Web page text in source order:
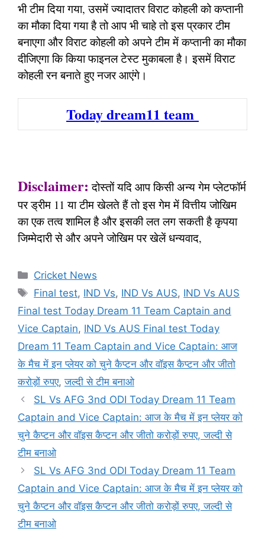
भी टीम दिया गया, उसमें ज्यादातर विराट कोहली को कप्तानी
का मौका दिया गया है तो आप भी चाहे तो इस प्रकार टीम
बनाएगा और विराट कोहली को अपने टीम में कप्तानी का मौका
दीजिएगा कि किया फाइनल टेस्ट मुकाबला है। इसमें विराट
कोहली रन बनाते हुए नजर आएंगे।
Today dream11 team
Disclaimer: दोस्तों यदि आप किसी अन्य गेम प्लेटफॉर्म
पर ड्रीम 11 या टीम खेलते हैं तो इस गेम में वित्तीय जोखिम
का एक तत्व शामिल है और इसकी लत लग सकती है कृपया
जिम्मेदारी से और अपने जोखिम पर खेलें धन्यवाद,
Categories
Cricket News
Tags
Final test, IND Vs, IND Vs AUS, IND Vs AUS
Final test Today Dream 11 Team Captain and
Vice Captain, IND Vs AUS Final test Today
Dream 11 Team Captain and Vice Captain: आज
के मैच में इन प्लेयर को चुने कैप्टन और वॉइस कैप्टन और जीतो
करोड़ों रुपए,जल्दी से टीम बनाओ
SL Vs AFG 3nd ODI Today Dream 11 Team
Captain and Vice Captain: आज के मैच में इन प्लेयर को
चुने कैप्टन और वॉइस कैप्टन और जीतो करोड़ों रुपए, जल्दी से
टीम बनाओ
SL Vs AFG 3nd ODI Today Dream 11 Team
Captain and Vice Captain: आज के मैच में इन प्लेयर को
चुने कैप्टन और वॉइस कैप्टन और जीतो करोड़ों रुपए, जल्दी से
टीम बनाओ